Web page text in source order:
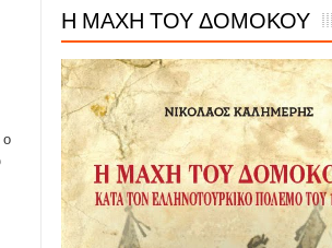
ο
Η ΜΑΧΗ ΤΟΥ ΔΟΜΟΚΟΥ